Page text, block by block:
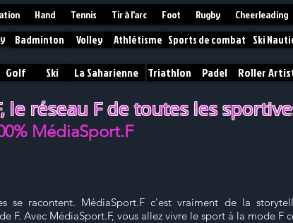
Hand Tennis Tir à l'arc Foot Rugby Cheerleading
Badminton Volley Athlétisme Sports de combat Ski
le réseau F de toutes les
MédiaSport.F
Golf Triathlon
Ski Roller
La Saharienne Padel
se racontent. MédiaSport.F c'est vraiment de la
F. Avec MédiaSport.F, vous allez vivre le sport à la mode F